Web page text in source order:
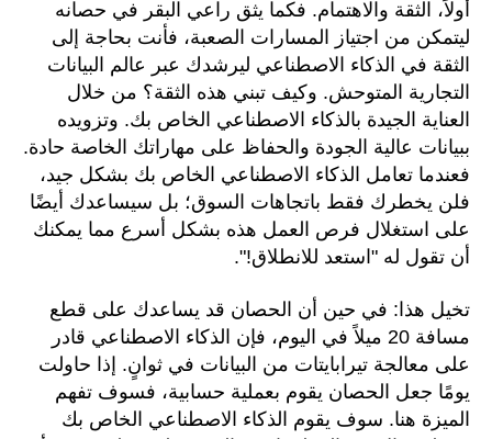
أولاً، الثقة والاهتمام. فكما يثق راعي البقر في حصانه
ليتمكن من اجتياز المسارات الصعبة، فأنت بحاجة إلى
الثقة في الذكاء الاصطناعي ليرشدك عبر عالم البيانات
التجارية المتوحش. وكيف تبني هذه الثقة؟ من خلال
العناية الجيدة بالذكاء الاصطناعي الخاص بك. وتزويده
ببيانات عالية الجودة والحفاظ على مهاراتك الخاصة حادة.
فعندما تعامل الذكاء الاصطناعي الخاص بك بشكل جيد،
فلن يخطرك فقط باتجاهات السوق؛ بل سيساعدك أيضًا
على استغلال فرص العمل هذه بشكل أسرع مما يمكنك
أن تقول له "استعد للانطلاق!".
تخيل هذا: في حين أن الحصان قد يساعدك على قطع
مسافة 20 ميلاً في اليوم، فإن الذكاء الاصطناعي قادر
على معالجة تيرابايتات من البيانات في ثوانٍ. إذا حاولت
يومًا جعل الحصان يقوم بعملية حسابية، فسوف تفهم
الميزة هنا. سوف يقوم الذكاء الاصطناعي الخاص بك